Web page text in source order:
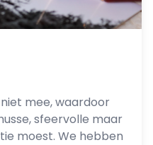
mee, waardoor
sfeervolle maar
moest. We hebben